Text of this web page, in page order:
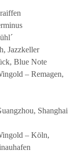
Jazzkeller
Blue Note
– Remagen,
Shanghai
– Köln,